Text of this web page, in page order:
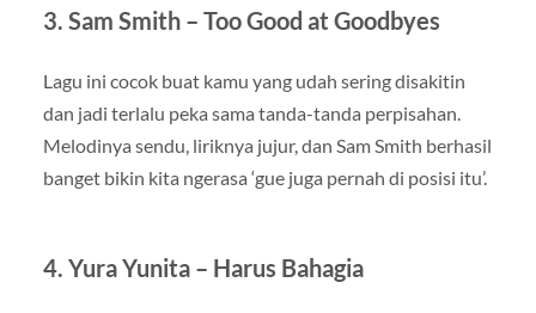
3. Sam Smith – Too Good at Goodbyes
Lagu ini cocok buat kamu yang udah sering disakitin
dan jadi terlalu peka sama tanda-tanda perpisahan.
Melodinya sendu, liriknya jujur, dan Sam Smith berhasil
banget bikin kita ngerasa ‘gue juga pernah di posisi itu’.
4. Yura Yunita – Harus Bahagia